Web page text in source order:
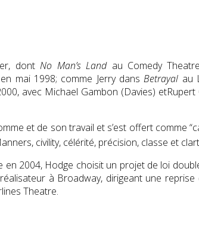
dontNo Man’s Landau Comedy
mai 1998; comme Jerry dansBetrayal au
avec Michael Gambon (Davies)
et de son travail et s’est offert comme
civility, célérité, précision, classe et
2004, Hodge choisit un projet de loi
à Broadway, dirigeant une
Theatre.